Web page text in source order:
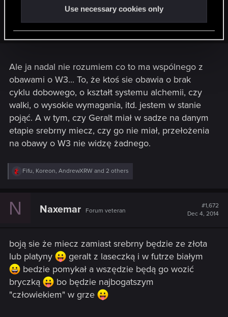
Use necessary cookies only
Że gra albo książka jest nie kanoniczna
Wszędzie tylko kłamstwo i obłuda
Ale ja nadal nie rozumiem co to ma wspólnego z
obawami o W3... To, że ktoś sie obawia o brak
cyklu dobowego, o kształt systemu alchemii, czy
walki, o wysokie wymagania, itd. jestem w stanie
pojąć. A w tym, czy Geralt miał w sadze na danym
etapie srebrny miecz, czy go nie miał, przełożenia
na obawy o W3 nie widzę żadnego.
R
e
:
Fifu, Koreon, AndrewXRW and 2 others
N Naxemar Forum veteran
#1,672
Dec 4, 2014
boją sie że miecz zamiast srebrny będzie ze złota
lub platyny
geralt z laseczką i w futrze białym
bedzie pomykał a wszędzie będą go wozić
bryczką
bo będzie najbogatszym
"człowiekiem" w grze